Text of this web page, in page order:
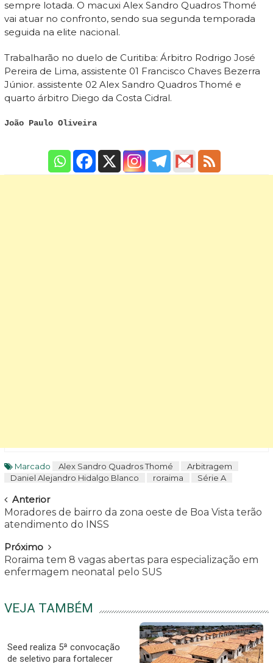
sempre lotada. O macuxi Alex Sandro Quadros Thomé
vai atuar no confronto, sendo sua segunda temporada
seguida na elite nacional.
Trabalharão no duelo de Curitiba: Árbitro Rodrigo José
Pereira de Lima, assistente 01 Francisco Chaves Bezerra
Júnior. assistente 02 Alex Sandro Quadros Thomé e
quarto árbitro Diego da Costa Cidral.
João Paulo Oliveira
Marcado Alex Sandro Quadros Thomé
Arbitragem
Daniel Alejandro Hidalgo Blanco
roraima Série A
Navegar
Anterior
Moradores de bairro da zona oeste de Boa Vista terão
atendimento do INSS
Próximo
Roraima tem 8 vagas abertas para especialização em
enfermagem neonatal pelo SUS
VEJA TAMBÉM
Seed realiza 5ª convocação
de seletivo para fortalecer